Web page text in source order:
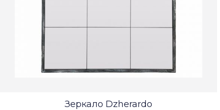
Зеркало Dzherardo